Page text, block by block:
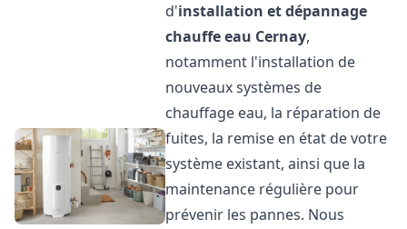
d'installation et dépannage
chauffe eau Cernay,
notamment l'installation de
nouveaux systèmes de
chauffage eau, la réparation de
fuites, la remise en état de votre
système existant, ainsi que la
maintenance régulière pour
prévenir les pannes. Nous